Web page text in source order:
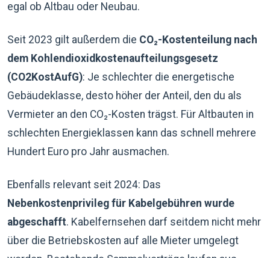
egal ob Altbau oder Neubau.
Seit 2023 gilt außerdem die CO₂-Kostenteilung nach
dem Kohlendioxidkostenaufteilungsgesetz
(CO2KostAufG): Je schlechter die energetische
Gebäudeklasse, desto höher der Anteil, den du als
Vermieter an den CO₂-Kosten trägst. Für Altbauten in
schlechten Energieklassen kann das schnell mehrere
Hundert Euro pro Jahr ausmachen.
Ebenfalls relevant seit 2024: Das
Nebenkostenprivileg für Kabelgebühren wurde
abgeschafft. Kabelfernsehen darf seitdem nicht mehr
über die Betriebskosten auf alle Mieter umgelegt